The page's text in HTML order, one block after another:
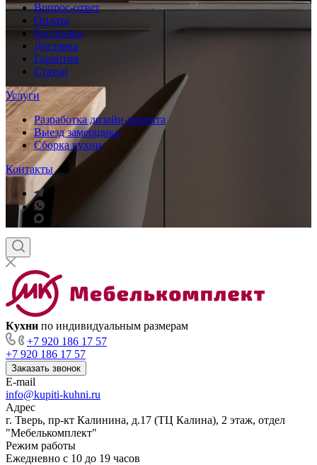
Вопрос-ответ
Оплата
Рассрочка
Доставка
Гарантия
Статьи
Услуги
Разработка дизайн-проекта
Выезд замерщика
Сборка кухни
Контакты
Кухни по индивидуальным размерам
+7 920 186 17 57
+7 920 186 17 57
Заказать звонок
E-mail
info@kupiti-kuhni.ru
Адрес
г. Тверь, пр-кт Калинина, д.17 (ТЦ Калина), 2 этаж, отдел
"Мебелькомплект"
Режим работы
Ежедневно с 10 до 19 часов